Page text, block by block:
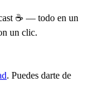
☕ — todo en un
un clic.
. Puedes darte de